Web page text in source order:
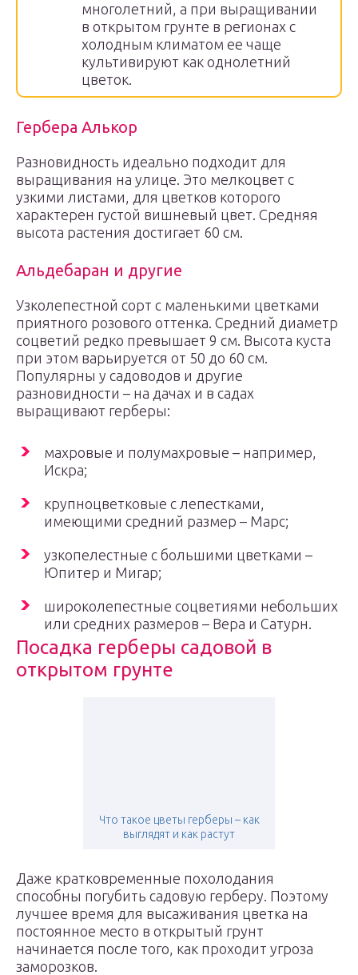
многолетний, а при выращивании
в открытом грунте в регионах с
холодным климатом ее чаще
культивируют как однолетний
цветок.
Гербера Алькор
Разновидность идеально подходит для
выращивания на улице. Это мелкоцвет с
узкими листами, для цветков которого
характерен густой вишневый цвет. Средняя
высота растения достигает 60 см.
Альдебаран и другие
Узколепестной сорт с маленькими цветками
приятного розового оттенка. Средний диаметр
соцветий редко превышает 9 см. Высота куста
при этом варьируется от 50 до 60 см.
Популярны у садоводов и другие
разновидности – на дачах и в садах
выращивают герберы:
махровые и полумахровые – например,
Искра;
крупноцветковые с лепестками,
имеющими средний размер – Марс;
узкопелестные с большими цветками –
Юпитер и Мигар;
широколепестные соцветиями небольших
или средних размеров – Вера и Сатурн.
Посадка герберы садовой в
открытом грунте
Что такое цветы герберы – как
выглядят и как растут
Даже кратковременные похолодания
способны погубить садовую герберу. Поэтому
лучшее время для высаживания цветка на
постоянное место в открытый грунт
начинается после того, как проходит угроза
заморозков.